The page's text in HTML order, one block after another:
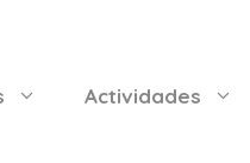
Actividades